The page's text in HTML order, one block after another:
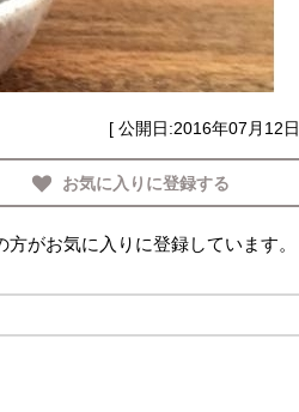
[ 公開日:2016年07月12日
お気に入りに登録する
方がお気に入りに登録しています。